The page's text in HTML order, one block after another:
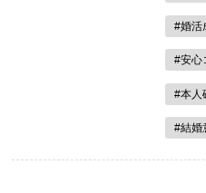
#婚活
#安心
#本人
#結婚